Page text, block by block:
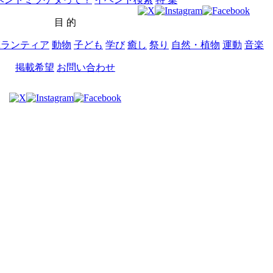
目 的
ンティア 動物 子ども 学び 癒し 祭り 自然・植物 運動 音楽
掲載希望 お問い合わせ